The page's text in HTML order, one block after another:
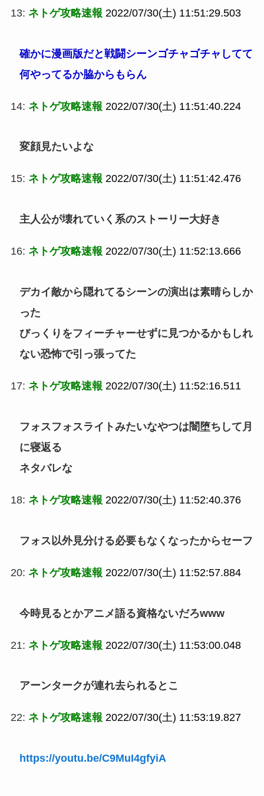
13: ネトゲ攻略速報 2022/07/30(土) 11:51:29.503
確かに漫画版だと戦闘シーンゴチャゴチャしてて
何やってるか脇からもらん
14: ネトゲ攻略速報 2022/07/30(土) 11:51:40.224
変顔見たいよな
15: ネトゲ攻略速報 2022/07/30(土) 11:51:42.476
主人公が壊れていく系のストーリー大好き
16: ネトゲ攻略速報 2022/07/30(土) 11:52:13.666
デカイ敵から隠れてるシーンの演出は素晴らしか
った
びっくりをフィーチャーせずに見つかるかもしれ
ない恐怖で引っ張ってた
17: ネトゲ攻略速報 2022/07/30(土) 11:52:16.511
フォスフォスライトみたいなやつは闇堕ちして月
に寝返る
ネタバレな
18: ネトゲ攻略速報 2022/07/30(土) 11:52:40.376
フォス以外見分ける必要もなくなったからセーフ
20: ネトゲ攻略速報 2022/07/30(土) 11:52:57.884
今時見るとかアニメ語る資格ないだろwww
21: ネトゲ攻略速報 2022/07/30(土) 11:53:00.048
アーンタークが連れ去られるとこ
22: ネトゲ攻略速報 2022/07/30(土) 11:53:19.827
https://youtu.be/C9MuI4gfyiA